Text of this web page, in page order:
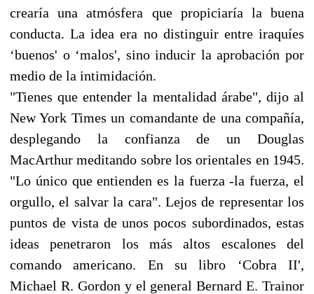
crearía una atmósfera que propiciaría la buena
conducta. La idea era no distinguir entre iraquíes
‘buenos' o ‘malos', sino inducir la aprobación por
medio de la intimidación.
"Tienes que entender la mentalidad árabe", dijo al
New York Times un comandante de una compañía,
desplegando la confianza de un Douglas
MacArthur meditando sobre los orientales en 1945.
"Lo único que entienden es la fuerza -la fuerza, el
orgullo, el salvar la cara". Lejos de representar los
puntos de vista de unos pocos subordinados, estas
ideas penetraron los más altos escalones del
comando americano. En su libro ‘Cobra II',
Michael R. Gordon y el general Bernard E. Trainor